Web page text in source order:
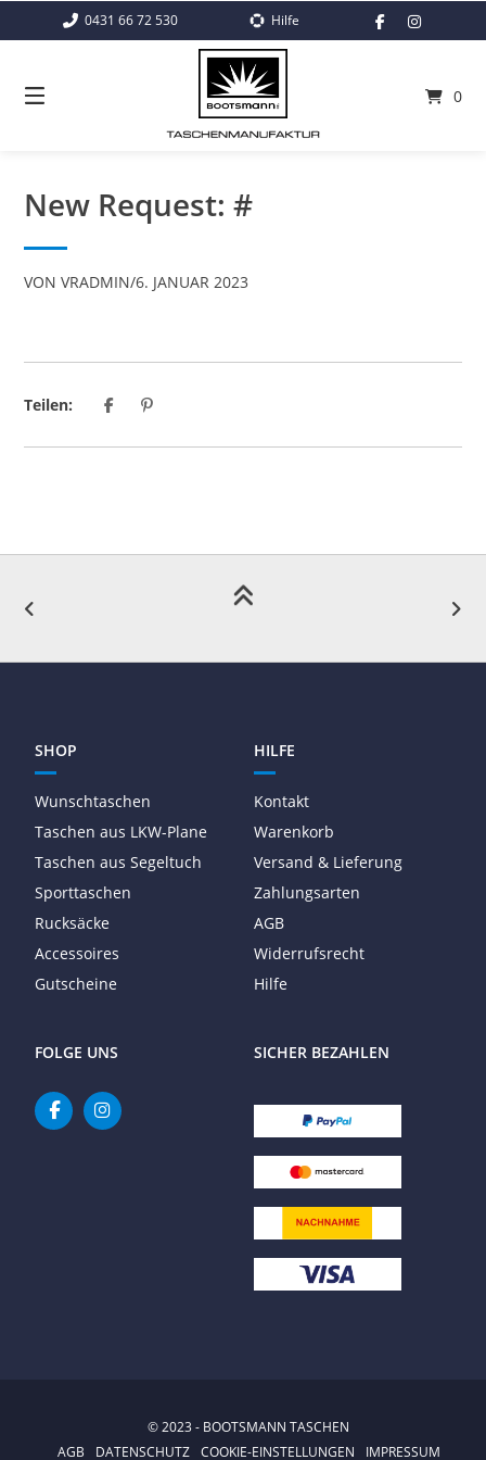
0431 66 72 530 Hilfe
0
New Request: #
VONVRADMIN/6. JANUAR 2023
Teilen:
SHOP
Wunschtaschen
Taschen aus LKW-Plane
Taschen aus Segeltuch
Sporttaschen
Rucksäcke
Accessoires
Gutscheine
HILFE
Kontakt
Warenkorb
Versand & Lieferung
Zahlungsarten
AGB
Widerrufsrecht
Hilfe
FOLGE UNS SICHER BEZAHLEN
© 2023 - BOOTSMANN TASCHEN
AGB
DATENSCHUTZ COOKIE-EINSTELLUNGEN IMPRESSUM